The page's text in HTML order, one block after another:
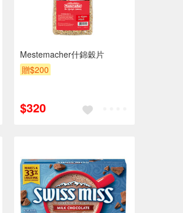
Mestemacher什錦穀片
贈$200
$320